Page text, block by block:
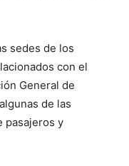
sedes de los
con el
General de
de las
pasajeros y